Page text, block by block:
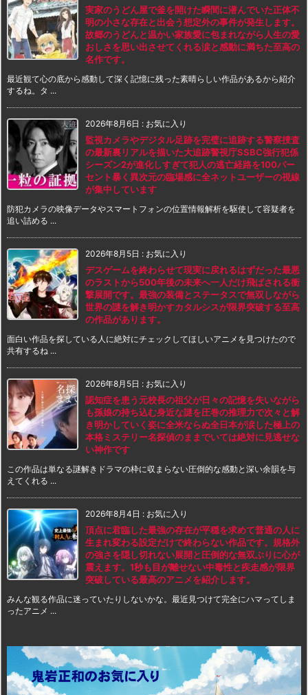
実家のうどん屋で釜を開けた瞬間に潜んでいた正体不
明の小さな存在と出会う想定外の事件が発生します。
故郷のうどんと温かい家族愛に包まれながら人生の愛
おしさを思い出させてくれる涙と感動に満ちた至高の
名作です。
最近観て心の底から感動して深く記憶に残った素晴らしい作品があるから紹介
するね。タ ...
2026年8月6日 : お気に入り
監視カメラやデジタル足跡を完璧に追跡する警察捜査
の最新裏リアルを描いた大追跡警視庁SSBC強行犯係
シーズン2が進化しすぎて犯人の逃亡経路を100パー
セント暴く異次元の臨場感に全ネットユーザーの視線
が集中しています
防犯カメラの映像データやスマートフォンの位置情報解析を駆使して容疑者を
追い詰める ...
2026年8月5日 : お気に入り
デスゲームを終わらせて現実に戻れるはずだった最悪
のラストから500年後の未来へ一人だけ飛ばされる衝
撃展開です。最強の装備とステータスで無双しながら
世界の謎を解き明かすカタルシスが限界突破する至高
の作品があります。
面白い作品を探している人に絶対にチェックしてほしいアニメを見つけたので
共有するね ...
2026年8月5日 : お気に入り
認知症を患う元校長の祖父が日々の記憶を失いながら
も孫娘の持ち込む身近な謎を圧巻の推理力で次々と解
き明かしていく姿に全米ならぬ全日本が涙した極上の
本格ミステリー名探偵のままでいては絶対に見逃せな
い神作です
この作品は単なる謎解きドラマの枠に収まらない圧倒的な感動と深い余韻を与
えてくれる ...
2026年8月4日 : お気に入り
頂点に君臨した最強の存在が平穏を求めて普通の人に
生まれ変わる設定だけで終わらない作品です。規格外
の強さを隠し切れない展開と圧倒的な無双ぶりに心が
震えます。1秒も目が離せない中毒性と疾走感が限界
突破している最高のアニメを紹介します。
みんな観る作品に迷っていたりしないかな。最近見つけて完全にハマってしま
ったアニメ ...